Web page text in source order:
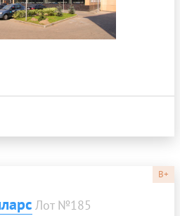
B+
Лот №185